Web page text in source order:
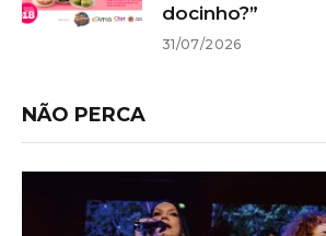
docinho?”
31/07/2026
NÃO PERCA